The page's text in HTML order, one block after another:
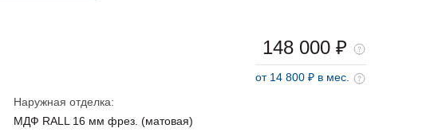
Наружная отделка:
МДФ RALL 16 мм фрез. (матовая)
148 000 ₽
от 14 800 ₽ в мес.